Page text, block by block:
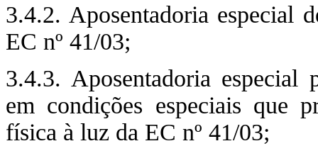
3.4.2. Aposentadoria
EC nº 41/03;
3.4.3. Aposentadoria especial
em condições especiais que
física à luz da EC nº 41/03;